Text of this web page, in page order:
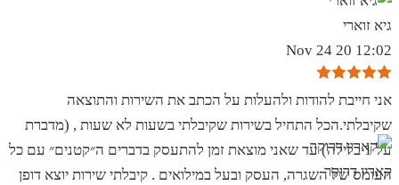
גיא זוארי
12:02 20 Nov 24
אני חייבת להודות ולהעלות על הכתב את השירות והתוצאה
שקיבלתי.הכל התחיל בשירות שקיבלתי בשעות לא שעות , (מדברת
על 1 בלילה) עד שאני מוצאת זמן להתעסק בדברים ה״קטנים״ עם כל
העומס של השגרה, העסק ובעל במילואים . קיבלתי שירות יוצא דופן
קארין דרוקר